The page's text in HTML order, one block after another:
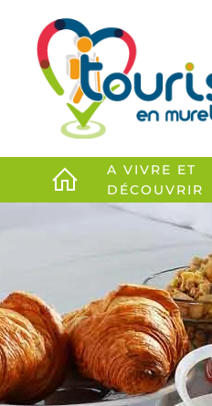
Accéder au contenu
A VIVRE ET
DÉCOUVRIR